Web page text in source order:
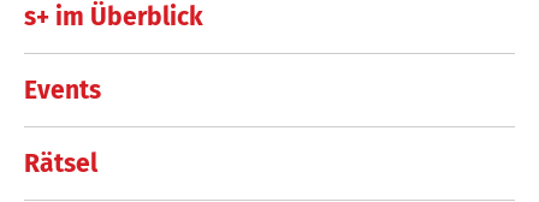
s+ im Überblick
Events
Rätsel